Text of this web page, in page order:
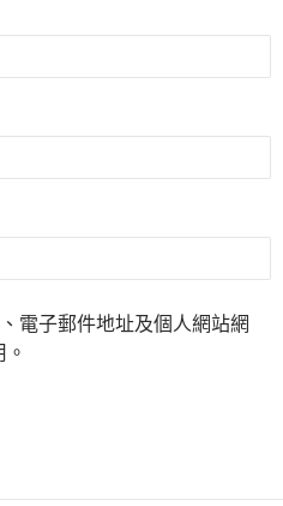
電子郵件地址及個人網站網